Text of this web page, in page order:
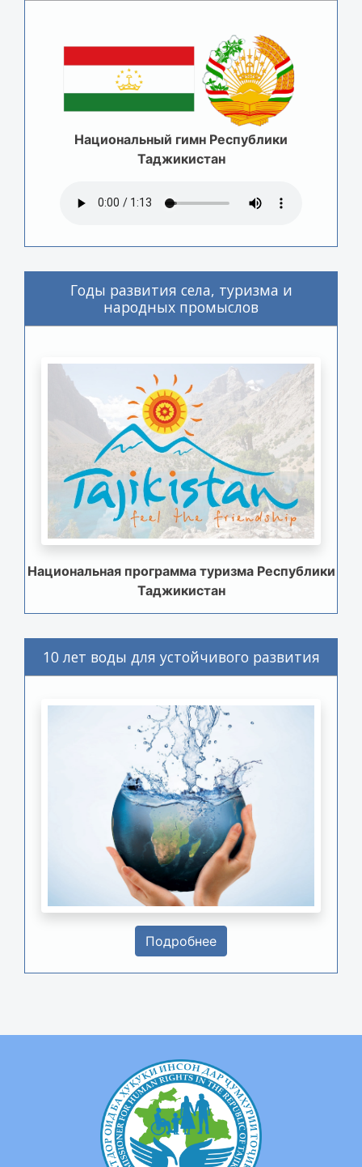
Национальный гимн Республики
Таджикистан
Годы развития села, туризма и
народных промыслов
Национальная программа туризма Республики
Таджикистан
10 лет воды для устойчивого развития
Подробнее